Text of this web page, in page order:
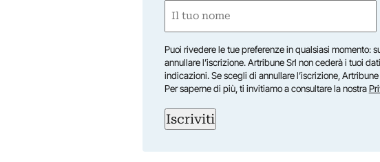
Nome
Nome
Puoi rivedere le tue preferenze in qualsiasi momento:
annullare l’iscrizione. Artribune Srl non cederà i tuoi
indicazioni. Se scegli di annullare l’iscrizione,
Per saperne di più, ti invitiamo a consultare la nostra
Iscriviti